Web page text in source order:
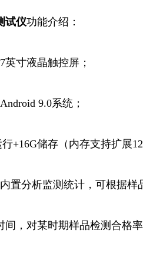
试仪功能介绍：
英寸液晶触控屏；
9.0系统；
+16G储存（内存支持扩展
置分析监测统计，可根据
间，对某时期样品检测合格